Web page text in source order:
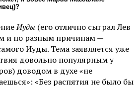
Иуды (его отлично сыграл Лев
и по разным причинам —
Иуды. Тема заявляется уже
довольно популярным у
доводом в духе «не
«Без распятия не было бы